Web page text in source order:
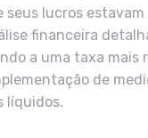
lucros
financeira
a uma taxa mais
de
líquidos.